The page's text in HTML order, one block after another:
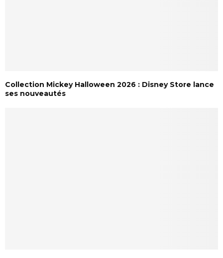
Collection Mickey Halloween 2026 : Disney Store lance
ses nouveautés